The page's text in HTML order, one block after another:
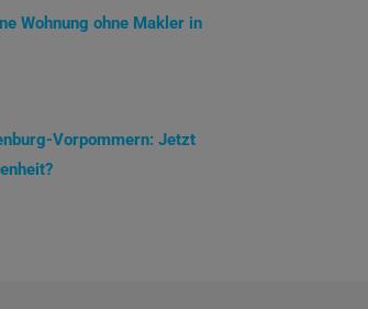
Wohnung ohne Makler in
Vorpommern: Jetzt